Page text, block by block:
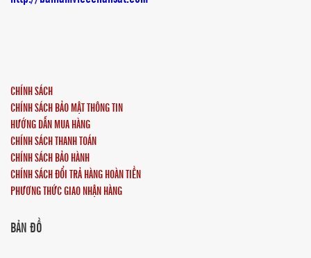
CHÍNH SÁCH
CHÍNH SÁCH BẢO MẬT THÔNG TIN
HƯỚNG DẪN MUA HÀNG
CHÍNH SÁCH THANH TOÁN
CHÍNH SÁCH BẢO HÀNH
CHÍNH SÁCH ĐỔI TRẢ HÀNG HOÀN TIỀN
PHƯƠNG THỨC GIAO NHẬN HÀNG
BẢN ĐỒ